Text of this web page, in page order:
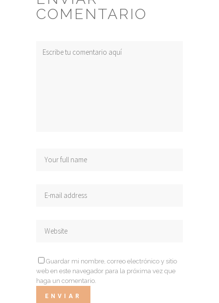
COMENTARIO
Guardar mi nombre, correo electrónico y sitio
web en este navegador para la próxima vez que
haga un comentario.